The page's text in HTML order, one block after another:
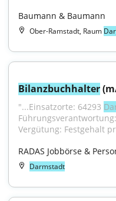
Baumann & Baumann
Ober-Ramstadt, Raum
Bilanzbuchhalter
"...Einsatzorte: 64293
Vergütung: Festgehalt
RADAS Jobbörse &
Darmstadt